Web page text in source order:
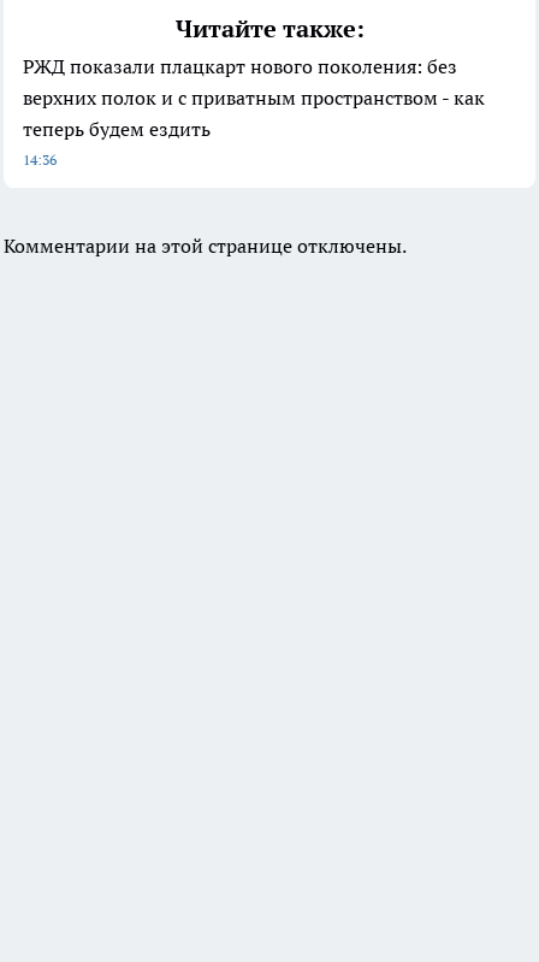
Читайте также:
РЖД показали плацкарт нового поколения: без
верхних полок и с приватным пространством - как
теперь будем ездить
14:36
Комментарии на этой странице отключены.